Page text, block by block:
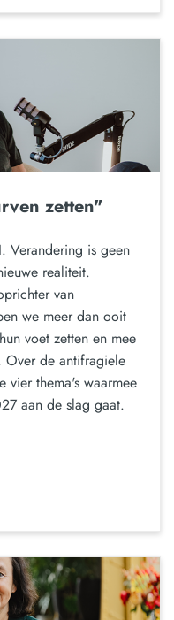
zetten"
Verandering is geen
realiteit.
van
we meer dan ooit
voet zetten en mee
Over de antifragiele
vier thema's waarmee
aan de slag gaat.